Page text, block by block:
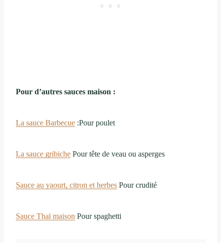
Pour d’autres sauces maison :
La sauce Barbecue :Pour poulet
La sauce gribiche Pour tête de veau ou asperges
Sauce au yaourt, citron et herbes Pour crudité
Sauce Thaï maison Pour spaghetti